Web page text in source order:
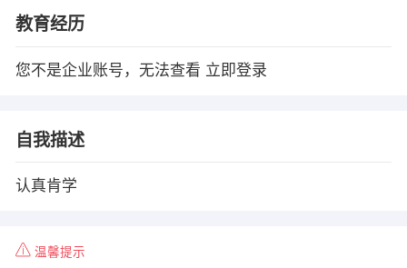
教育经历
您不是企业账号，无法查看 立即登录
自我描述
认真肯学
温馨提示